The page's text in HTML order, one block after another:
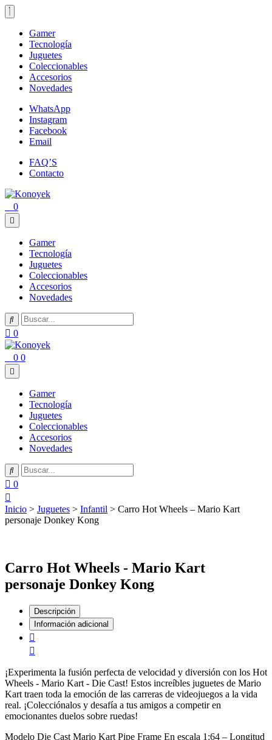
Loading...
Gamer
Tecnología
Juguetes
Coleccionables
Accesorios
Novedades
WhatsApp
Instagram
Facebook
Email
FAQ’S
Contacto
0
Gamer
Tecnología
Juguetes
Coleccionables
Accesorios
Novedades
0
0 0
Gamer
Tecnología
Juguetes
Coleccionables
Accesorios
Novedades
0
Inicio > Juguetes > Infantil > Carro Hot Wheels – Mario Kart
personaje Donkey Kong
Carro Hot Wheels - Mario Kart
personaje Donkey Kong
Descripción
Información adicional
¡Experimenta la fusión perfecta de velocidad y diversión con los Hot
Wheels - Mario Kart - Die Cast! Estos increíbles juguetes de Mario
Kart traen toda la emoción de las carreras de videojuegos a la vida
real. ¡Colecciónalos y desafía a tus amigos a competir en
emocionantes duelos sobre ruedas!
Modelo Die Cast Mario Kart Pipe Frame En escala 1:64 – Longitud